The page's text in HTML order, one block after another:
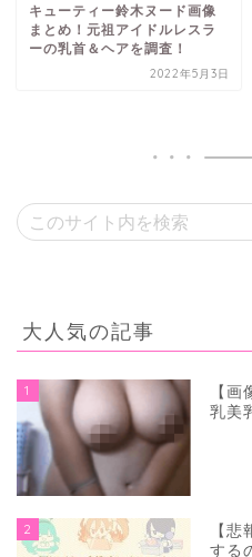
キューティー鈴木ヌード画像
まとめ！元祖アイドルレスラ
ーの乳首＆ヘアを調査！
2022年5月3日
大人気の記事
1
【
乳美
2
【
する